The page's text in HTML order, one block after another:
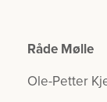
Råde Mølle
Ole-Petter